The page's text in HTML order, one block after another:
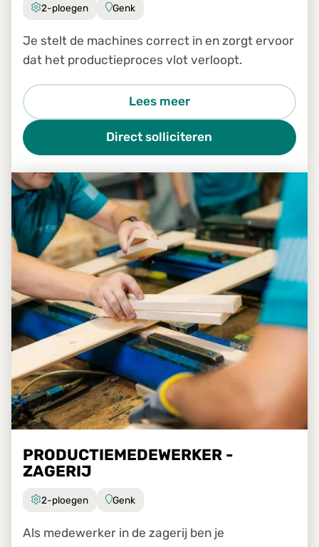
2-ploegen Genk
Je stelt de machines correct in en zorgt ervoor
dat het productieproces vlot verloopt.
Lees meer
Direct solliciteren
PRODUCTIEMEDEWERKER -
ZAGERIJ
2-ploegen Genk
Als medewerker in de zagerij ben je